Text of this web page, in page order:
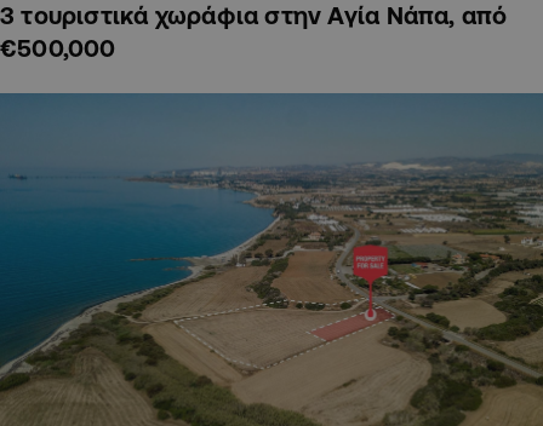
3 τουριστικά χωράφια στην Αγία Νάπα, από
€500,000